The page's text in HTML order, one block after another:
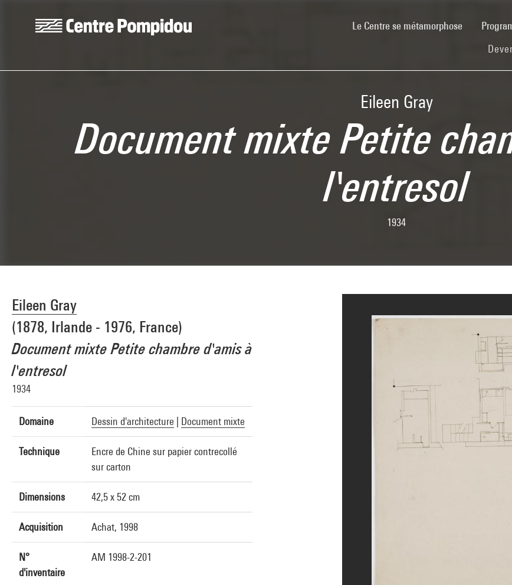
Le Centre se métamorphose(current)
Eileen Gray
Document mixte Petite
l'entresol
1934
Eileen Gray
(1878, Irlande - 1976, France)
Document mixte Petite chambre d'amis à
l'entresol
1934
Domaine Dessin d'architecture Document mixte
Technique
Encre de Chine sur papier contrecollé
sur carton
Dimensions 42,5 x 52 cm
Acquisition Achat, 1998
N°
d'inventaire
AM 1998-2-201